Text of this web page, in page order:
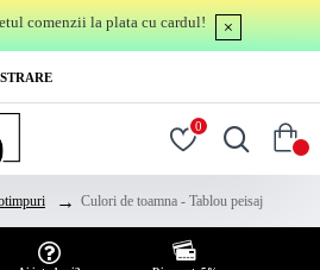
comenzii la plata cu cardul!
0
Culori de toamna - Tablou peisaj